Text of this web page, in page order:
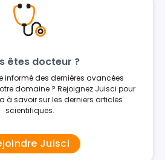
êtes docteur ?
informé des dernières avancées
domaine ? Rejoignez Juisci pour
à savoir sur les derniers articles
scientifiques.
Juisci